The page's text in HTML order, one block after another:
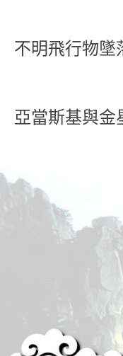
不明飛行物墜
亞當斯基與金